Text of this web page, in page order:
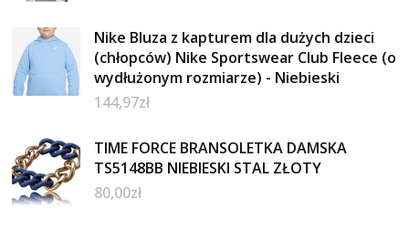
Nike Bluza z kapturem dla dużych dzieci
(chłopców) Nike Sportswear Club Fleece (o
wydłużonym rozmiarze) - Niebieski
144,97zł
TIME FORCE BRANSOLETKA DAMSKA
TS5148BB NIEBIESKI STAL ZŁOTY
80,00zł